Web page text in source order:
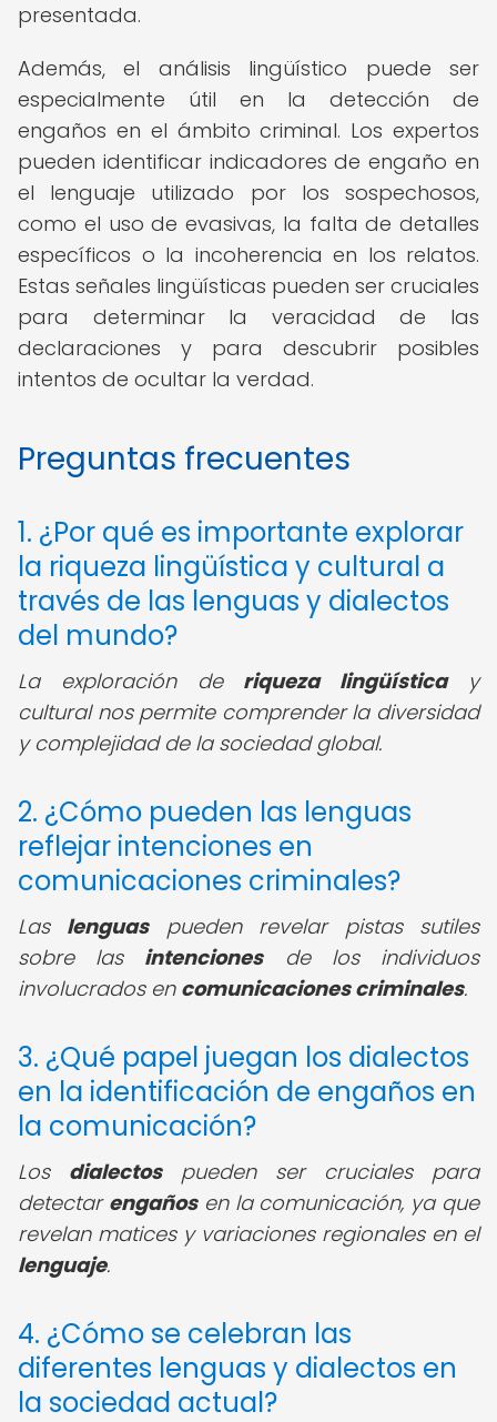
presentada.
Además, el análisis lingüístico puede ser
especialmente útil en la detección de
engaños en el ámbito criminal. Los expertos
pueden identificar indicadores de engaño en
el lenguaje utilizado por los sospechosos,
como el uso de evasivas, la falta de detalles
específicos o la incoherencia en los relatos.
Estas señales lingüísticas pueden ser cruciales
para determinar la veracidad de las
declaraciones y para descubrir posibles
intentos de ocultar la verdad.
Preguntas frecuentes
1. ¿Por qué es importante explorar
la riqueza lingüística y cultural a
través de las lenguas y dialectos
del mundo?
La exploración de riqueza lingüísticay
cultural nos permite comprender la diversidad
y complejidad de la sociedad global.
2. ¿Cómo pueden las lenguas
reflejar intenciones en
comunicaciones criminales?
Las lenguaspueden revelar pistas sutiles
sobre las intencionesde los individuos
involucrados en comunicaciones criminales.
3. ¿Qué papel juegan los dialectos
en la identificación de engaños en
la comunicación?
Los dialectospueden ser cruciales para
detectar engañosen la comunicación, ya que
revelan matices y variaciones regionales en el
lenguaje.
4. ¿Cómo se celebran las
diferentes lenguas y dialectos en
la sociedad actual?